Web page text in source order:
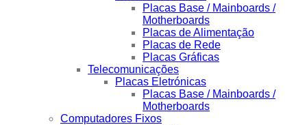
Placas Base / Mainboards /
Motherboards
Placas de Alimentação
Placas de Rede
Placas Gráficas
Telecomunicações
Placas Eletrónicas
Placas Base / Mainboards /
Motherboards
Computadores Fixos